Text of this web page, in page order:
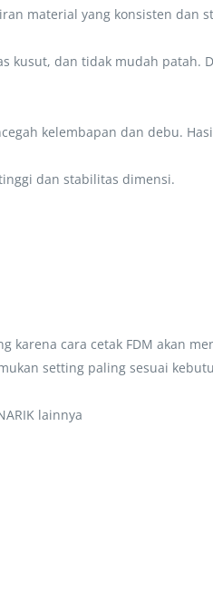
material yang konsisten dan
dan tidak mudah patah.
kelembapan dan debu.
dan stabilitas dimensi.
karena cara cetak FDM akan
setting paling sesuai
lainnya